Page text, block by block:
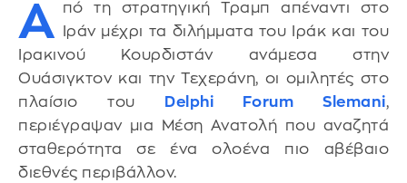
Α πό τη στρατηγική Τραμπ απέναντι στο
Ιράν μέχρι τα διλήμματα του Ιράκ και του
Ιρακινού Κουρδιστάν ανάμεσα στην
Ουάσιγκτον και την Τεχεράνη, οι ομιλητές στο
πλαίσιο του
Delphi Forum Slemani,
περιέγραψαν μια Μέση Ανατολή που αναζητά
σταθερότητα σε ένα ολοένα πιο αβέβαιο
διεθνές περιβάλλον.